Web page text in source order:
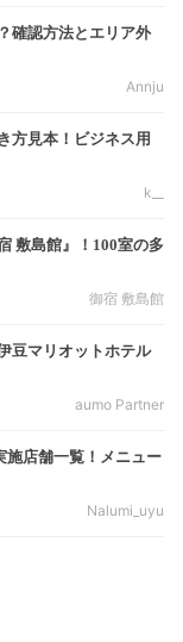
確認方法とエリア外
Annju
方見本！ビジネス用
k__
敷島館』！100室の多
御宿 敷島館
豆マリオットホテル
aumo Partner
施店舗一覧！メニュー
Nalumi_uyu